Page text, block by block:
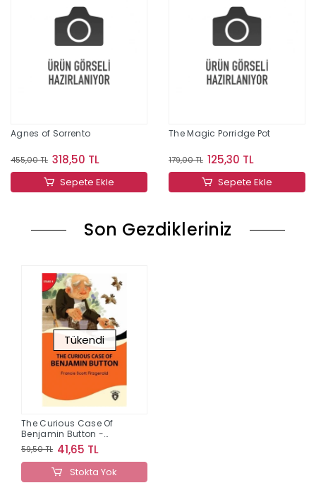
Agnes of Sorrento
455,00 TL 318,50 TL
Sepete Ekle
The Magic Porridge Pot
179,00 TL 125,30 TL
Sepete Ekle
Son Gezdikleriniz
Tükendi
The Curious Case Of
Benjamin Button -
Stage 4
59,50 TL 41,65 TL
Stokta Yok